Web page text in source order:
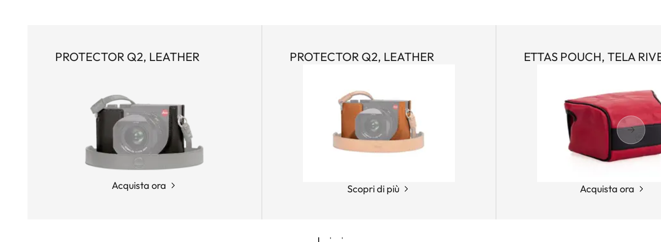
PROTECTOR Q2, LEATHER
Acquista ora
PROTECTOR Q2, LEATHER
Scopri di più
ETTAS POUCH, TELA
Acquista ora